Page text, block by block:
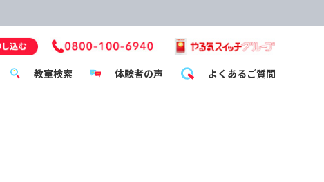
教室検索 体験者の声 よくあるご質問